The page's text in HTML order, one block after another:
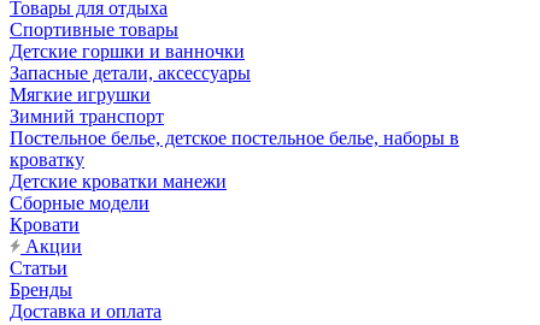
Товары для отдыха
Спортивные товары
Детские горшки и ванночки
Запасные детали, аксессуары
Мягкие игрушки
Зимний транспорт
Постельное белье, детское постельное белье, наборы в
кроватку
Детские кроватки манежи
Сборные модели
Кровати
Акции
Статьи
Бренды
Доставка и оплата